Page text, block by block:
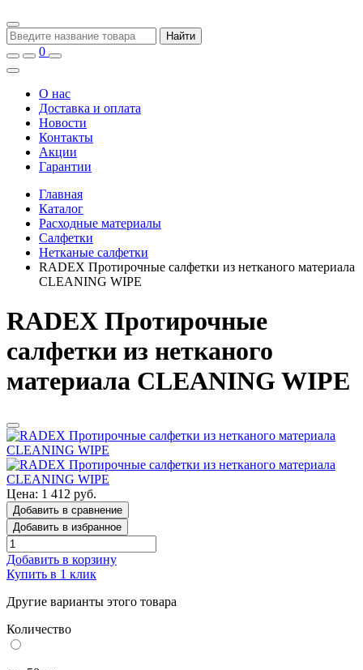
Найти
0
О нас
Доставка и оплата
Новости
Контакты
Акции
Гарантии
Главная
Каталог
Расходные материалы
Салфетки
Нетканые салфетки
RADEX Протирочные салфетки из нетканого материала
CLEANING WIPE
RADEX Протирочные
салфетки из нетканого
материала CLEANING WIPE
Цена: 1 412 руб.
Добавить в сравнение
Добавить в избранное
Добавить в корзину
Купить в 1 клик
Другие варианты этого товара
Количество